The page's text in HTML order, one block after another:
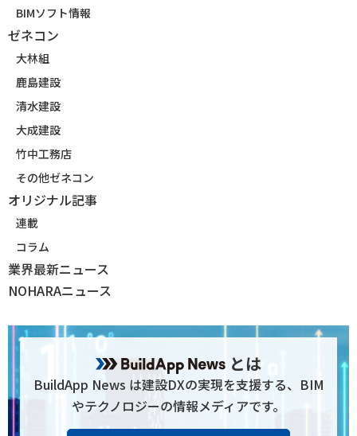
BIMソフト情報
ゼネコン
大林組
鹿島建設
清水建設
大成建設
竹中工務店
その他ゼネコン
オリジナル記事
連載
コラム
業界最新ニュース
NOHARAニュース
とは
BuildApp News は建設DXの実現を支援する、BIM
やテクノロジーの情報メディアです。